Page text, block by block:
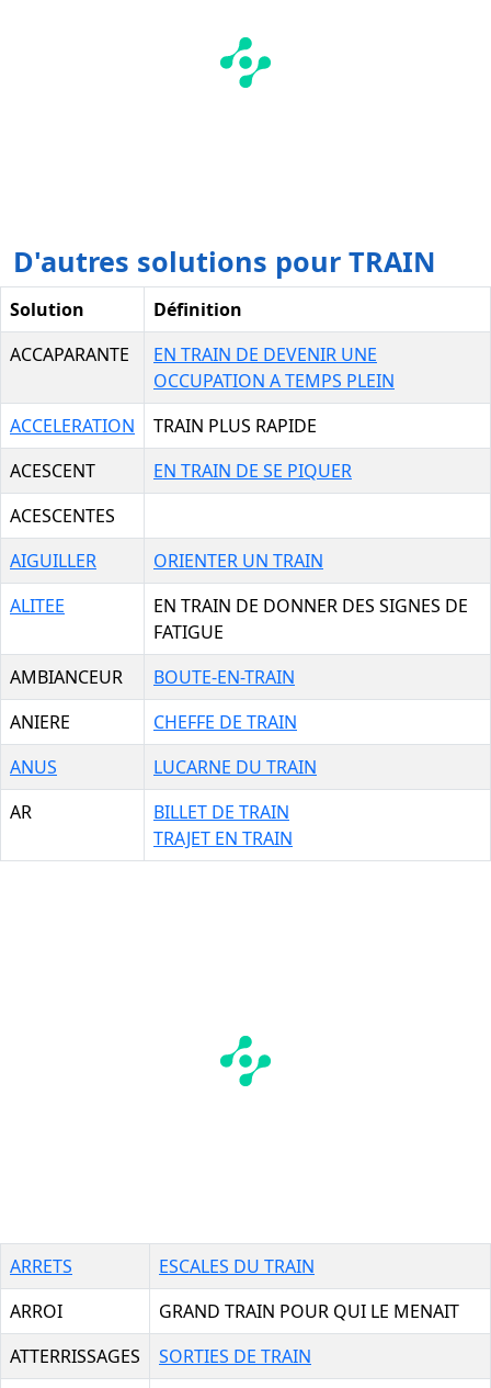
D'autres solutions pour TRAIN
Solution
Définition
ACCAPARANTE
EN TRAIN DE DEVENIR UNE
OCCUPATION A TEMPS PLEIN
ACCELERATION
TRAIN PLUS RAPIDE
ACESCENT
EN TRAIN DE SE PIQUER
ACESCENTES
AIGUILLER
ORIENTER UN TRAIN
ALITEE
EN TRAIN DE DONNER DES SIGNES DE
FATIGUE
AMBIANCEUR
BOUTE-EN-TRAIN
ANIERE
CHEFFE DE TRAIN
ANUS
LUCARNE DU TRAIN
AR
BILLET DE TRAIN
TRAJET EN TRAIN
ARRETS
ESCALES DU TRAIN
ARROI
GRAND TRAIN POUR QUI LE MENAIT
ATTERRISSAGES
SORTIES DE TRAIN